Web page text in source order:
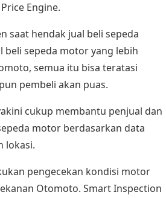
Engine.
saat hendak jual beli sepeda
beli sepeda motor yang lebih
semua itu bisa teratasi
pembeli akan puas.
cukup membantu penjual dan
motor berdasarkan data
lokasi.
pengecekan kondisi motor
Otomoto. Smart Inspection